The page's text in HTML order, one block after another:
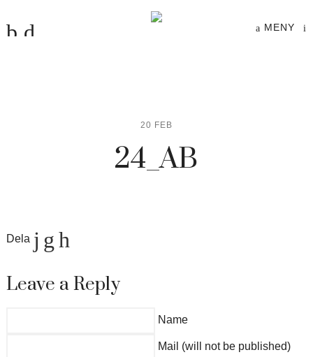
MENY
20 FEB
24_AB
Dela
Leave a Reply
Name
Mail (will not be published)